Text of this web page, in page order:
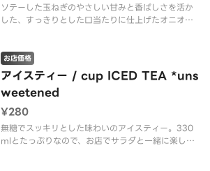
ソテーした玉ねぎのやさしい甘みと香ばしさを活か
した、すっきりとした口当たりに仕上げたオニオン
心と身体にやさしいスープなんです。（v ヴィーガ
ン）
※アレルゲン情報はC
アイスティー / cup ICED TEA *uns
weetened
お店価格
¥280
無糖でスッキリとした味わいのアイスティー。330
mlとたっぷりなので、お店でサラダと一緒に楽しん